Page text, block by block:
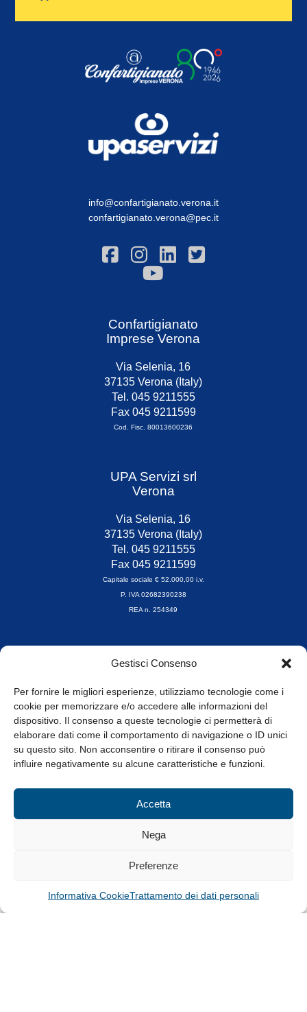
Gestisci Consenso
Per fornire le migliori esperienze, utilizziamo tecnologie come i
cookie per memorizzare e/o accedere alle informazioni del
dispositivo. Il consenso a queste tecnologie ci permetterà di
elaborare dati come il comportamento di navigazione o ID unici
su questo sito. Non acconsentire o ritirare il consenso può
influire negativamente su alcune caratteristiche e funzioni.
Accetta
Nega
Preferenze
Informativa CookieTrattamento dei dati personali
info@confartigianato.verona.it
confartigianato.verona@pec.it
Confartigianato
Imprese Verona
Via Selenia, 16
37135 Verona (Italy)
Tel. 045 9211555
Fax 045 9211599
Cod. Fisc. 80013600236
UPA Servizi srl
Verona
Via Selenia, 16
37135 Verona (Italy)
Tel. 045 9211555
Fax 045 9211599
Capitale sociale € 52.000,00 i.v.
P. IVA 02682390238
REA n. 254349
Orari di apertura
8.30-13.00 / 14.00-17.30
Whistleblowing
© Tutti i diritti riservati
Privacy Policy e Cookie|Informativa Cookie